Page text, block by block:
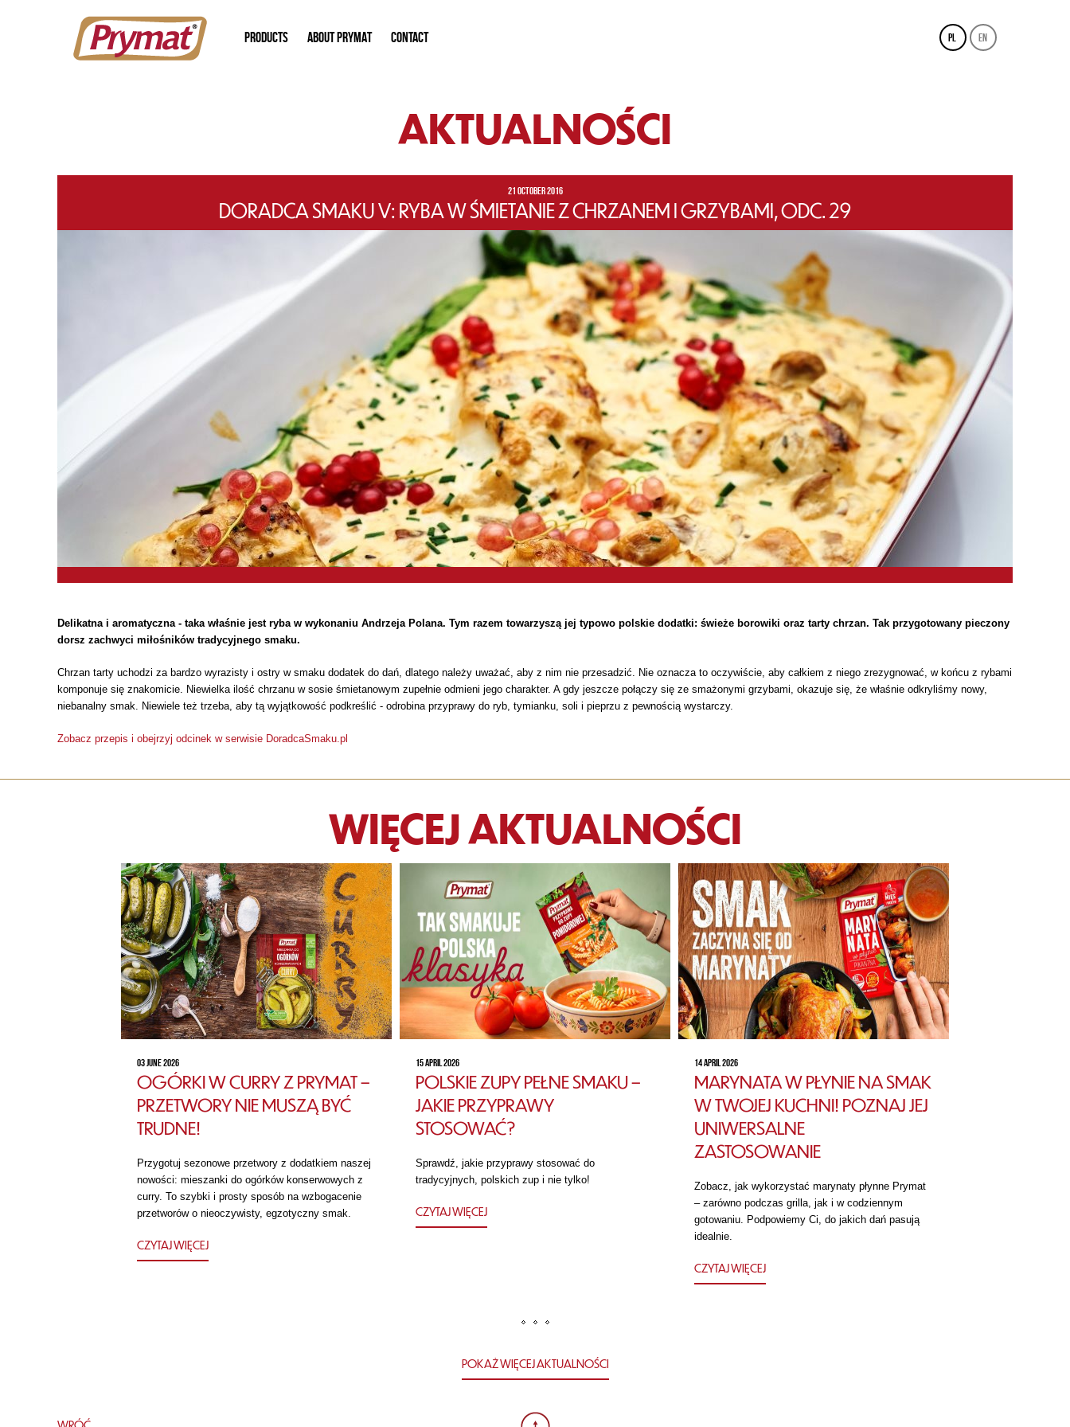
pl en
PRODUCTS ABOUT PRYMAT CONTACT
AKTUALNOŚCI
21 OCTOBER 2016
DORADCA SMAKU V: RYBA W ŚMIETANIE Z CHRZANEM I GRZYBAMI, ODC. 29
Delikatna i aromatyczna - taka właśnie jest ryba w wykonaniu Andrzeja Polana. Tym razem towarzyszą jej typowo polskie dodatki: świeże borowiki oraz tarty chrzan. Tak przygotowany pieczony
dorsz zachwyci miłośników tradycyjnego smaku.
Chrzan tarty uchodzi za bardzo wyrazisty i ostry w smaku dodatek do dań, dlatego należy uważać, aby z nim nie przesadzić. Nie oznacza to oczywiście, aby całkiem z niego zrezygnować, w końcu z rybami
komponuje się znakomicie. Niewielka ilość chrzanu w sosie śmietanowym zupełnie odmieni jego charakter. A gdy jeszcze połączy się ze smażonymi grzybami, okazuje się, że właśnie odkryliśmy nowy,
niebanalny smak. Niewiele też trzeba, aby tą wyjątkowość podkreślić - odrobina przyprawy do ryb, tymianku, soli i pieprzu z pewnością wystarczy.
Zobacz przepis i obejrzyj odcinek w serwisie DoradcaSmaku.pl
WIĘCEJ AKTUALNOŚCI
03 JUNE 2026
OGÓRKI W CURRY Z PRYMAT –
PRZETWORY NIE MUSZĄ BYĆ
TRUDNE!
Przygotuj sezonowe przetwory z dodatkiem naszej
nowości: mieszanki do ogórków konserwowych z
curry. To szybki i prosty sposób na wzbogacenie
przetworów o nieoczywisty, egzotyczny smak.
CZYTAJ WIĘCEJ
15 APRIL 2026
POLSKIE ZUPY PEŁNE SMAKU –
JAKIE PRZYPRAWY
STOSOWAĆ?
Sprawdź, jakie przyprawy stosować do
tradycyjnych, polskich zup i nie tylko!
CZYTAJ WIĘCEJ
14 APRIL 2026
MARYNATA W PŁYNIE NA SMAK
W TWOJEJ KUCHNI! POZNAJ JEJ
UNIWERSALNE
ZASTOSOWANIE
Zobacz, jak wykorzystać marynaty płynne Prymat
– zarówno podczas grilla, jak i w codziennym
gotowaniu. Podpowiemy Ci, do jakich dań pasują
idealnie.
CZYTAJ WIĘCEJ
POKAŻ WIĘCEJ AKTUALNOŚCI